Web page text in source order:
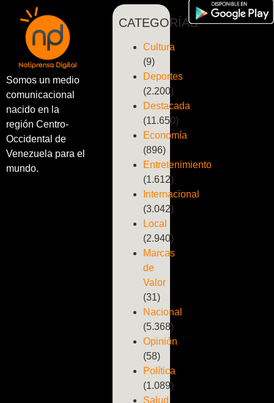
Somos un medio
comunicacional
nacido en la
región Centro-
Occidental de
Venezuela para el
mundo.
CATEGORÍAS
Cultura
(9)
Deportes
(2.200)
Destacada
(11.650)
Economía
(896)
Entretenimiento
(1.612)
Internacional
(3.042)
Local
(2.940)
Marcas
de
Valor
(31)
Nacional
(5.368)
Opinión
(58)
Política
(1.089)
Salud